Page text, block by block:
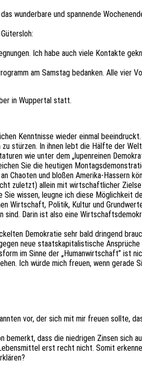
wunder­ba­re und span­nen­de
Ich habe auch viele Kontak­te
am Sams­tag bedan­ken. Alle vier
in Wupper­tal statt.
Kennt­nis­se wieder einmal
zu stür­zen. In ihnen lebt die Hälfte der
wie unter dem „lupen­rei­nen
Sie die heuti­gen
Chao­ten und bloßen Ameri­ka-Hassern
zuletzt) allein mit wirt­schaft­li­cher
wissen, leugne ich diese
Wirt­schaft, Poli­tik, Kultur und
Darin ist also eine
Demo­kra­tie sehr bald drin­gend
neue staats­ka­pi­ta­lis­ti­sche
im Sinne der „Human­wirt­schaft” ist
Ich würde mich freuen, wenn gerade
vor, der sich mit mir freuen sollte,
dass die nied­ri­gen Zinsen sich
erst recht nicht. Somit